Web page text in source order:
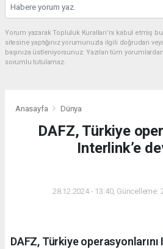
Yorum yazarak Topluluk Kuralları’nı kabul etmiş
sitesine yaptığınız yorumunuzla ilgili doğrudan
başınıza üstleniyorsunuz. Yazılan tüm
sorumlu tutulamaz.
Anasayfa Dünya
DAFZ, Türkiye
Interlink’e
28.12.2024 - 13:40, Güncelleme:
DAFZ, Türkiye